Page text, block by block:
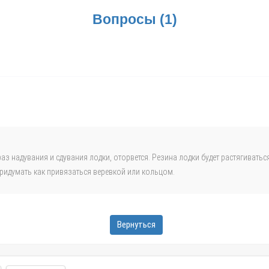
суденышка. Необходимо учитывать, чтобы фал крепления, когда
растворителем, феном, шнуром, насосом, маркером, грузами, роликом
контролировать отсутствие под пластиной воздушных пузырьков;
Вопросы (1)
надувания и сдувания лодки, оторвется. Резина лодки будет
как привязаться веревкой или кольцом.
Вернуться